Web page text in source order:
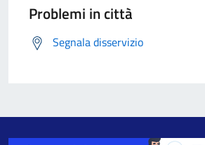
Problemi in città
Segnala disservizio